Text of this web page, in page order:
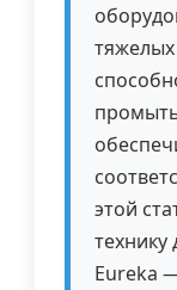
тяжелых
этой
технику
Eureka